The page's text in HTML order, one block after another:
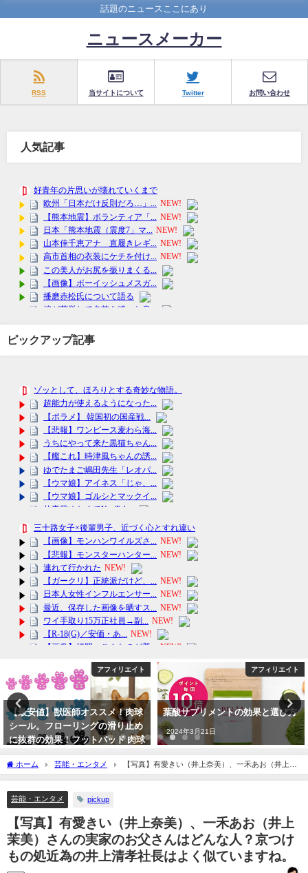
話題のニュースここにあり
ニュースメーカー
RSS 当サイトについて Twitter お問い合わせ
人気記事
ピックアップ記事
アフィリエイト
葉酸サプリメントの効果と選び方
2024年3月21日
アフィリエイト
【楽天年間ランキング受賞】あす
楽 スーツケース 機内持込 ファス
ナータイプ 超軽量 送料無料 ト
ラベル
ホーム 芸能・エンタメ
【写真】有愛きい（井上奈美）、一禾あお（井上茉
美）さんの実家のお父さんはどんな人？京つけもの処近為の井上清孝社長はよく似て
芸能・エンタメ
pickup
【写真】有愛きい（井上奈美）、一禾あお（井上
茉美）さんの実家のお父さんはどんな人？京つけ
もの処近為の井上清孝社長はよく似ていますね。